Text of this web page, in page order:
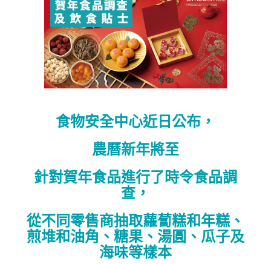
食物安全中心近日公布，
農曆新年將至
針對賀年食品進行了時令食品調
查，
從不同零售商抽取蘿蔔糕和年糕、
煎堆和油角、糖果、湯圓、瓜子及
海味等樣本